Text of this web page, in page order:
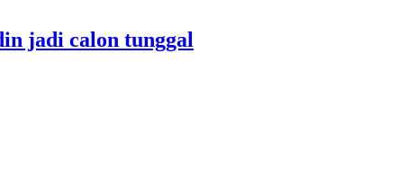
jadi calon tunggal